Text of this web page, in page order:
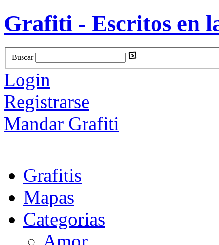
Grafiti - Escritos en
Buscar
Login
Registrarse
Mandar Grafiti
Grafitis
Mapas
Categorias